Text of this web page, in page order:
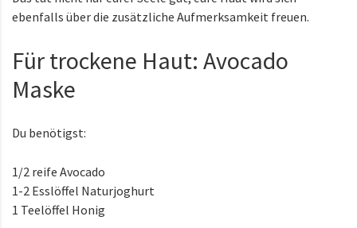
ebenfalls über die zusätzliche Aufmerksamkeit freuen.
Für trockene Haut: Avocado
Maske
Du benötigst:
1/2 reife Avocado
1-2 Esslöffel Naturjoghurt
1 Teelöffel Honig